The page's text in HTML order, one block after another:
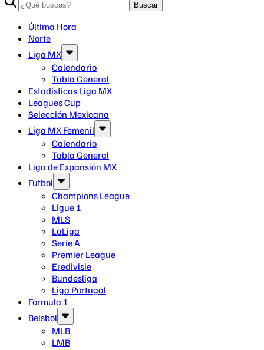
Buscar
Última Hora
Norte
Liga MX
Calendario
Tabla General
Estadísticas Liga MX
Leagues Cup
Selección Mexicana
Liga MX Femenil
Calendario
Tabla General
Liga de Expansión MX
Futbol
Champions League
Ligue 1
MLS
LaLiga
Serie A
Premier League
Eredivisie
Bundesliga
Liga Portugal
Fórmula 1
Beisbol
MLB
LMB